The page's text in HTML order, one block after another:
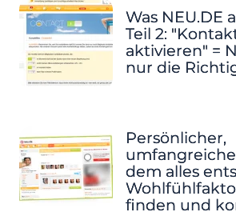
Was NEU.DE
Teil 2:
aktivieren" =
nur die
Persönlicher,
dem alles
finden und